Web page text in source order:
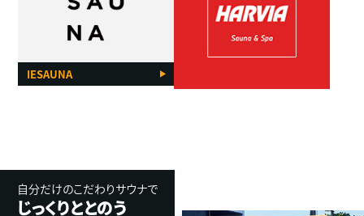
IESAUNA
自分だけのこだわりサウナで
じっくりととのう